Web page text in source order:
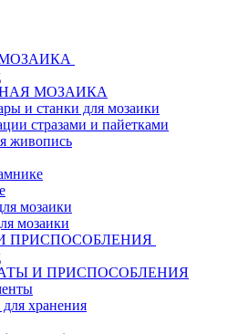
МОЗАИКА
и станки для мозаики
стразами и пайетками
живопись
мозаики
мозаики
ПРИСПОСОБЛЕНИЯ
И ПРИСПОСОБЛЕНИЯ
хранения